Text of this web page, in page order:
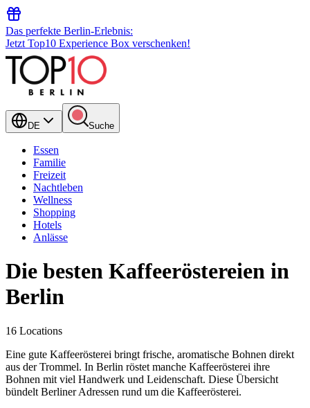
Das perfekte Berlin-Erlebnis:
Jetzt Top10 Experience Box verschenken!
DE Suche
Essen
Familie
Freizeit
Nachtleben
Wellness
Shopping
Hotels
Anlässe
Die besten Kaffeeröstereien in
Berlin
16 Locations
Eine gute Kaffeerösterei bringt frische, aromatische Bohnen direkt
aus der Trommel. In Berlin röstet manche Kaffeerösterei ihre
Bohnen mit viel Handwerk und Leidenschaft. Diese Übersicht
bündelt Berliner Adressen rund um die Kaffeerösterei.